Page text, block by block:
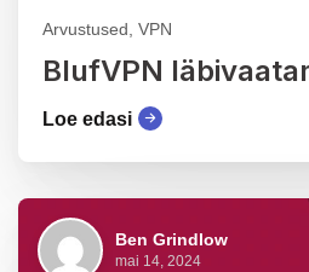
Arvustused, VPN
BlufVPN
Loe edasi
Ben Grindlow
mai 14, 2024